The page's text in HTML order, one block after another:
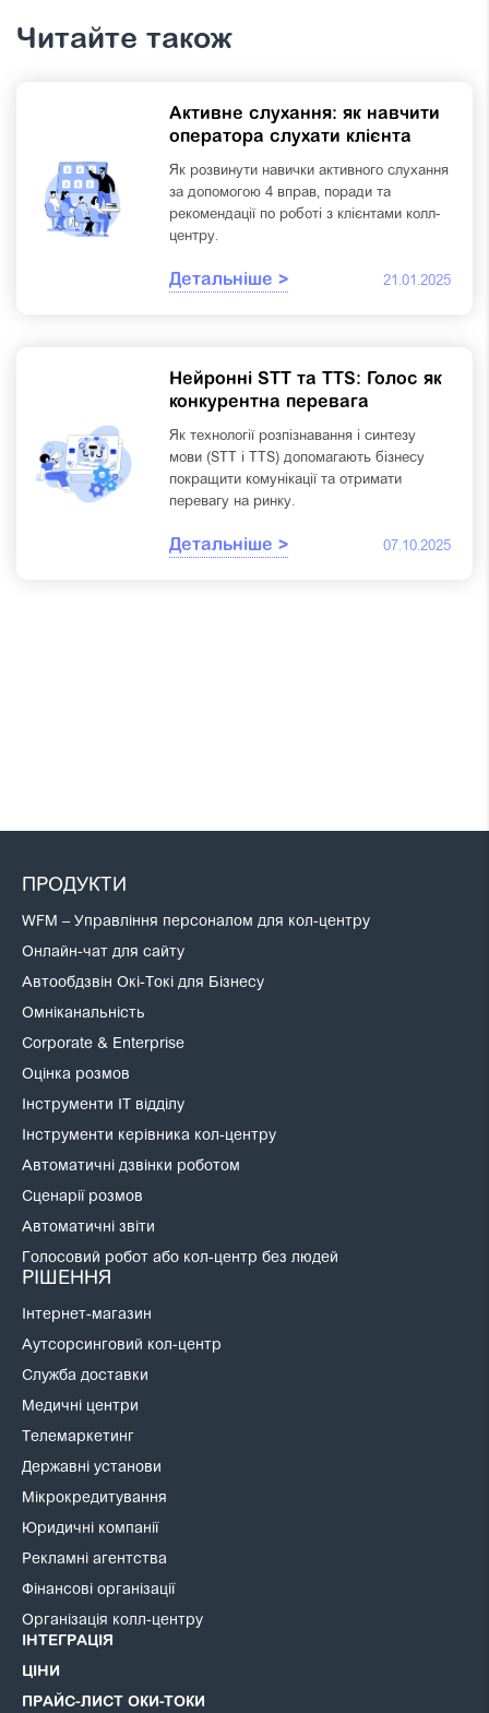
Читайте також
Активне слухання: як навчити
оператора слухати клієнта
Як розвинути навички активного слухання
за допомогою 4 вправ, поради та
рекомендації по роботі з клієнтами колл-
центру.
Детальніше > 21.01.2025
Нейронні STT та TTS: Голос як
конкурентна перевага
Як технології розпізнавання і синтезу
мови (STT і TTS) допомагають бізнесу
покращити комунікації та отримати
перевагу на ринку.
Детальніше > 07.10.2025
ПРОДУКТИ
WFM – Управління персоналом для кол-центру
Онлайн-чат для сайту
Автообдзвін Окі-Токі для Бізнесу
Омніканальність
Corporate & Enterprise
Оцінка розмов
Інструменти IT відділу
Інструменти керівника кол-центру
Автоматичні дзвінки роботом
Сценарії розмов
Автоматичні звіти
Голосовий робот або кол-центр без людей
РІШЕННЯ
Інтернет-магазин
Аутсорсинговий кол-центр
Служба доставки
Медичні центри
Телемаркетинг
Державні установи
Мікрокредитування
Юридичні компанії
Рекламні агентства
Фінансові організації
Організація колл-центру
ІНТЕГРАЦІЯ
ЦІНИ
ПРАЙС-ЛИСТ ОКИ-ТОКИ